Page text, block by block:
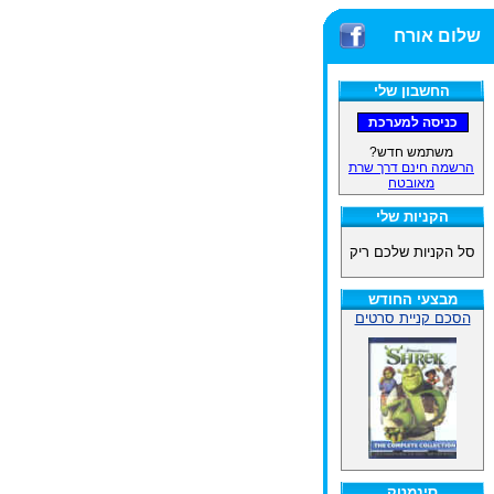
שלום אורח
החשבון שלי
משתמש חדש?
הרשמה חינם דרך שרת
מאובטח
הקניות שלי
סל הקניות שלכם ריק
מבצעי החודש
הסכם קניית סרטים